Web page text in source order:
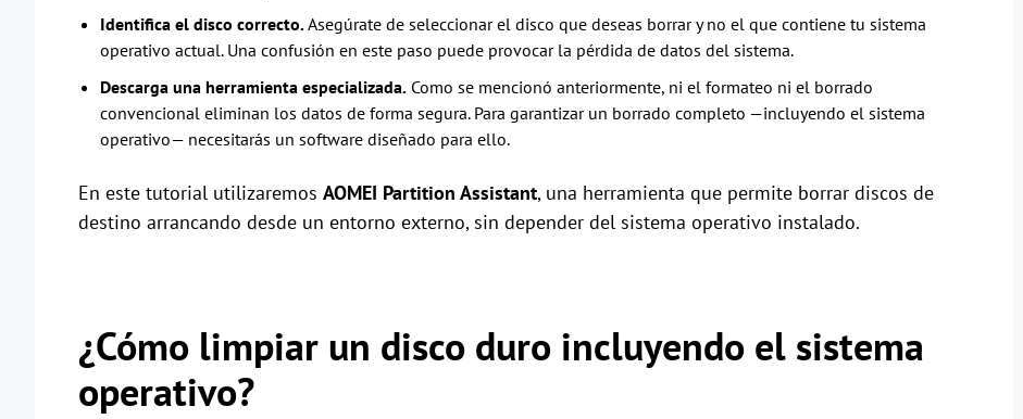
Identifica el disco correcto.Asegúrate de seleccionar el disco que deseas borrar y no el que contiene tu sistema
operativo actual. Una confusión en este paso puede provocar la pérdida de datos del sistema.
Descarga una herramienta especializada. Como se mencionó anteriormente, ni el formateo ni el borrado
convencional eliminan los datos de forma segura. Para garantizar un borrado completo —incluyendo el sistema
operativo— necesitarás un software diseñado para ello.
En este tutorial utilizaremos AOMEI Partition Assistant, una herramienta que permite borrar discos de
destino arrancando desde un entorno externo, sin depender del sistema operativo instalado.
¿Cómo limpiar un disco duro incluyendo el sistema
operativo?